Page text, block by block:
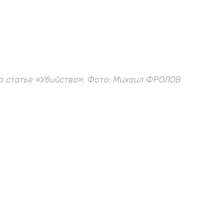
статье «Убийство». Фото: Михаил ФРОЛОВ